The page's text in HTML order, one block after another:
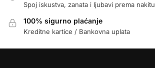
Spoj iskustva, zanata i ljubavi prema nakitu
100% sigurno plaćanje
Kreditne kartice / Bankovna uplata